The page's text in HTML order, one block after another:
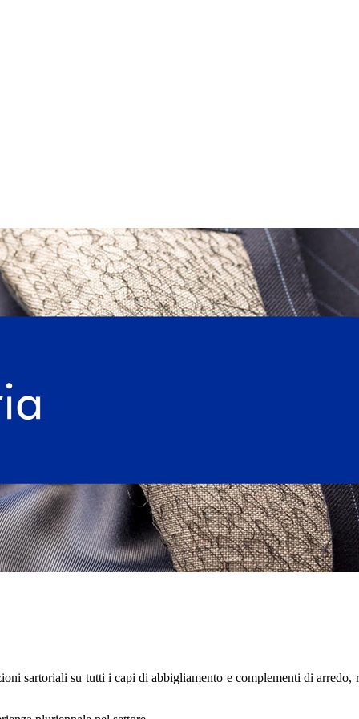
sartoriali su tutti i capi di abbigliamento e complementi di